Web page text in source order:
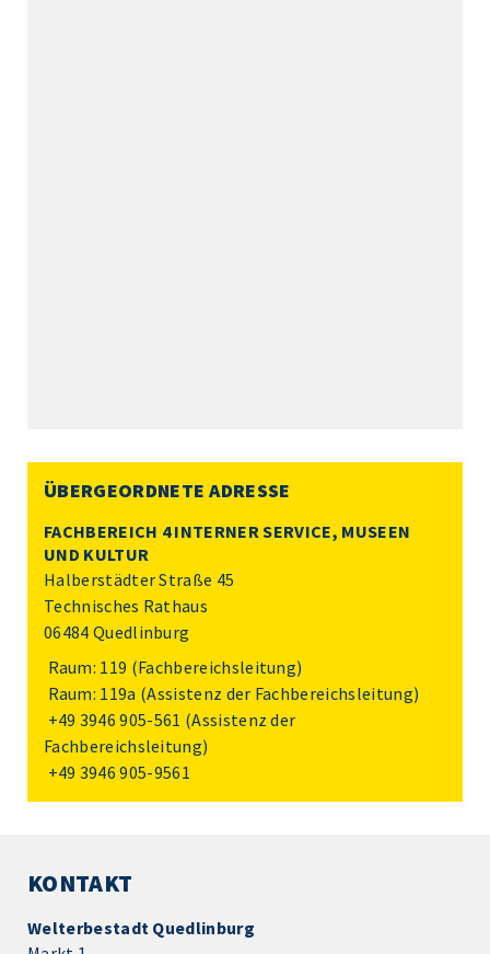
ÜBERGEORDNETE ADRESSE
FACHBEREICH 4 INTERNER SERVICE, MUSEEN
UND KULTUR
Halberstädter Straße 45
Technisches Rathaus
06484 Quedlinburg
Raum: 119 (Fachbereichsleitung)
Raum: 119a (Assistenz der Fachbereichsleitung)
+49 3946 905-561 (Assistenz der
Fachbereichsleitung)
+49 3946 905-9561
KONTAKT
Welterbestadt Quedlinburg